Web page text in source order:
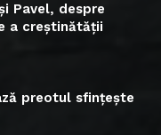
Pavel, despre
a creștinătății
preotul sfințește